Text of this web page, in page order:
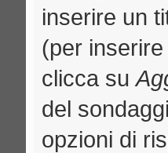
inserire un
(per inserire
clicca su
del
opzioni di